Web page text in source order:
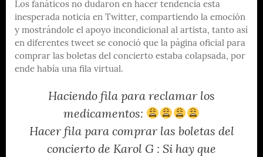
Los fanáticos no dudaron en hacer tendencia esta
inesperada noticia en Twitter, compartiendo la emoción
y mostrándole el apoyo incondicional al artista, tanto así
en diferentes tweet se conoció que la página oficial para
comprar las boletas del concierto estaba colapsada, por
ende había una fila virtual.
Haciendo fila para reclamar los
medicamentos:
Hacer fila para comprar las boletas del
concierto de Karol G : Si hay que